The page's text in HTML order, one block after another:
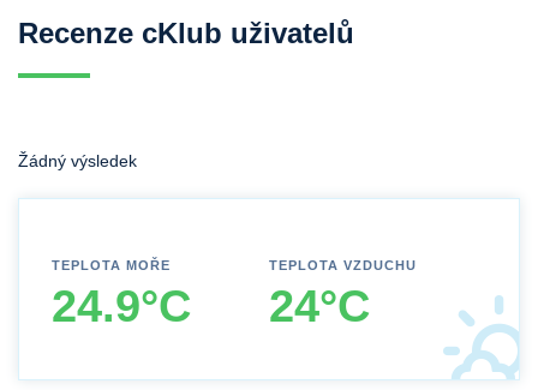
Recenze cKlub uživatelů
Žádný výsledek
TEPLOTA MOŘE
24.9°C
TEPLOTA VZDUCHU
24°C